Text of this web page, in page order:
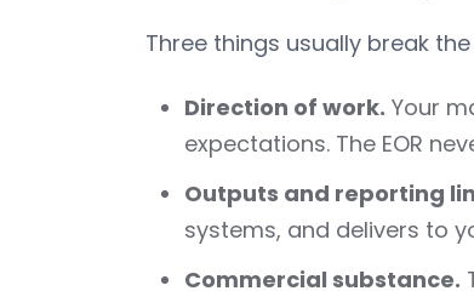
Three things usually break
Direction of work. Your
expectations. The EOR
Outputs and reporting
systems, and delivers to
Commercial substance.